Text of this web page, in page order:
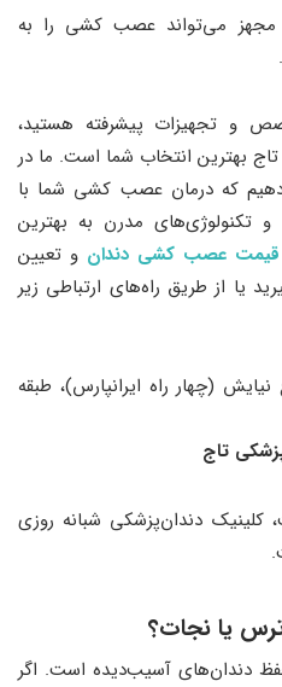
مجهز می‌تواند عصب ‌کشی را به
و تجهیزات پیشرفته هستید،
بهترین انتخاب شما است. ما در
که درمان عصب ‌کشی شما با
تکنولوژی‌های مدرن به بهترین
قیمت عصب کشی دندان و تعیین
یا از طریق راه‌های ارتباطی زیر
(چهار راه ایرانپارس)، طبقه
تاج
کلینیک دندان‌پزشکی شبانه ‌روزی
یا نجات؟
دندان‌های آسیب‌دیده است. اگر